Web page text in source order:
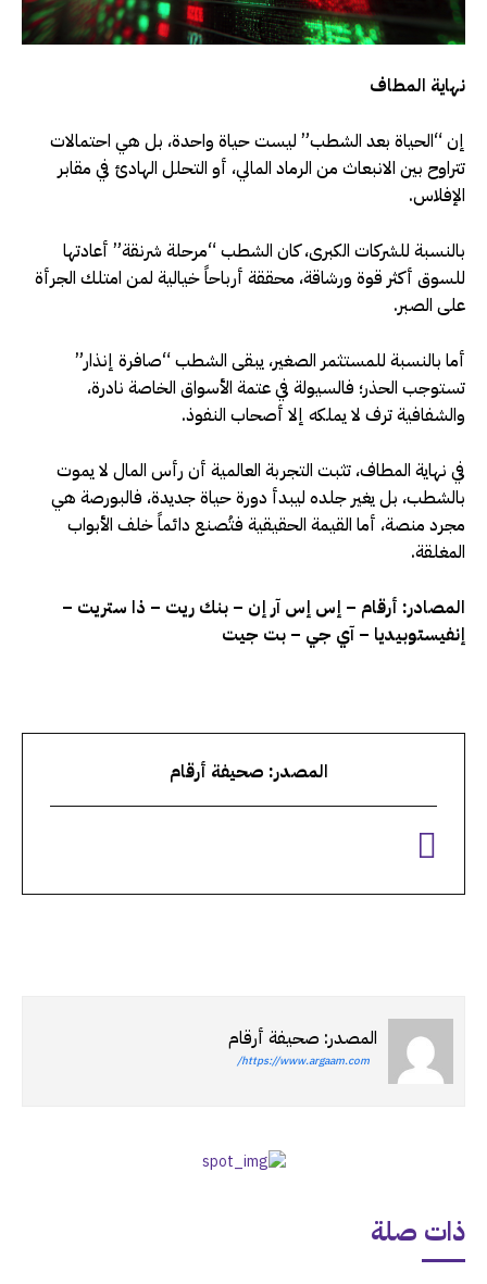
ذات صلة
نهاية المطاف
إن “الحياة بعد الشطب” ليست حياة واحدة، بل هي احتمالات
تتراوح بين الانبعاث من الرماد المالي، أو التحلل الهادئ في مقابر
الإفلاس.
بالنسبة للشركات الكبرى، كان الشطب “مرحلة شرنقة” أعادتها
للسوق أكثر قوة ورشاقة، محققة أرباحاً خيالية لمن امتلك الجرأة
على الصبر.
أما بالنسبة للمستثمر الصغير، يبقى الشطب “صافرة إنذار”
تستوجب الحذر؛ فالسيولة في عتمة الأسواق الخاصة نادرة،
والشفافية ترف لا يملكه إلا أصحاب النفوذ.
في نهاية المطاف، تثبت التجربة العالمية أن رأس المال لا يموت
بالشطب، بل يغير جلده ليبدأ دورة حياة جديدة، فالبورصة هي
مجرد منصة، أما القيمة الحقيقية فتُصنع دائماً خلف الأبواب
المغلقة.
المصادر: أرقام – إس إس آر إن – بنك ريت – ذا ستريت –
إنفيستوبيديا – آي جي – بت جيت
المصدر: صحيفة أرقام
المصدر: صحيفة أرقام
https://www.argaam.com/